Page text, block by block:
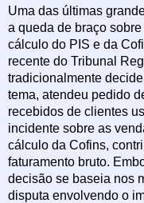
Uma das últimas
a queda de braço
cálculo do PIS e da
recente do Tribunal
tradicionalmente
tema, atendeu pedido
recebidos de clientes
incidente sobre as
cálculo da Cofins,
faturamento bruto.
decisão se baseia nos
disputa envolvendo o